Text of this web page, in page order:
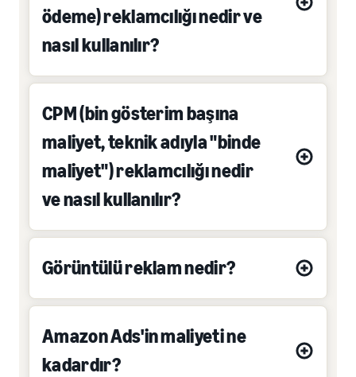
ödeme) reklamcılığı nedir ve
nasıl kullanılır?
CPM (bin gösterim başına
maliyet, teknik adıyla "binde
maliyet") reklamcılığı nedir
ve nasıl kullanılır?
Görüntülü reklam nedir?
Amazon Ads'in maliyeti ne
kadardır?